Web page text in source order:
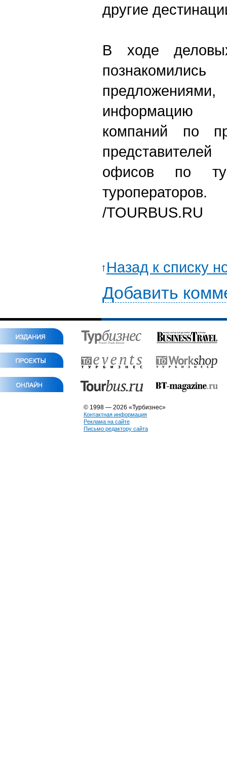
другие
В ходе
информацию
компаний по
офисов по
туроператоров.
/TOURBUS.RU
Назад к списку
Добавить
© 1998 — 2026 «Турбизнес»
Контактная информация
Реклама на сайте
Письмо редактору сайта